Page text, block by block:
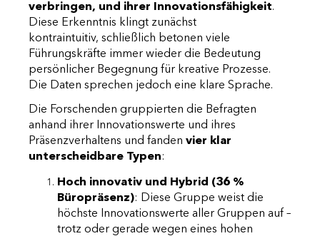
verbringen, und ihrer Innovationsfähigkeit.
Diese Erkenntnis klingt zunächst
kontraintuitiv, schließlich betonen viele
Führungskräfte immer wieder die Bedeutung
persönlicher Begegnung für kreative Prozesse.
Die Daten sprechen jedoch eine klare Sprache.
Die Forschenden gruppierten die Befragten
anhand ihrer Innovationswerte und ihres
Präsenzverhaltens und fanden vier klar
unterscheidbare Typen:
Hoch innovativ und Hybrid (36 %
Büropräsenz): Diese Gruppe weist die
höchste Innovationswerte aller Gruppen auf –
trotz oder gerade wegen eines hohen